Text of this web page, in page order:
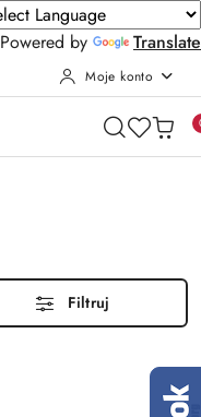
Powered by
Translate
Moje konto
Filtruj